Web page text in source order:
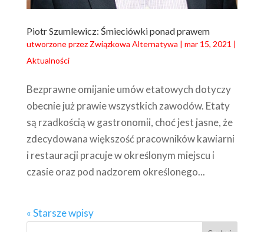
Piotr Szumlewicz: Śmieciówki ponad prawem
utworzone przez Związkowa Alternatywa | mar 15, 2021 |
Aktualności
Bezprawne omijanie umów etatowych dotyczy
obecnie już prawie wszystkich zawodów. Etaty
są rzadkością w gastronomii, choć jest jasne, że
zdecydowana większość pracowników kawiarni
i restauracji pracuje w określonym miejscu i
czasie oraz pod nadzorem określonego...
« Starsze wpisy